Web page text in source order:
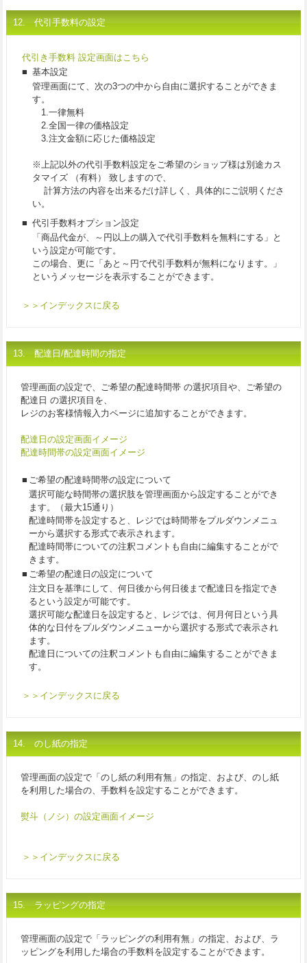
12. 代引手数料の設定
代引き手数料 設定画面はこちら
■ 基本設定
管理画面にて、次の3つの中から自由に選択することができま
す。
1.一律無料
2.全国一律の価格設定
3.注文金額に応じた価格設定
※上記以外の代引手数料設定をご希望のショップ様は別途カス
タマイズ （有料） 致しますので、
計算方法の内容を出来るだけ詳しく、具体的にご説明くださ
い。
■ 代引手数料オプション設定
「商品代金が、～円以上の購入で代引手数料を無料にする」と
いう設定が可能です。
この場合、更に「あと～円で代引手数料が無料になります。」
というメッセージを表示することができます。
＞＞インデックスに戻る
13. 配達日/配達時間の指定
管理画面の設定で、 ご希望の配達時間帯の選択項目や、 ご希望の
配達日 の選択項目を、
レジのお客様情報入力ページに追加することができます。
配達日の設定画面イメージ
配達時間帯の設定画面イメージ
■ ご希望の配達時間帯の設定について
選択可能な時間帯の選択肢を管理画面から設定することができ
ます。（最大15通り）
配達時間帯を設定すると、レジでは時間帯をプルダウンメニュ
ーから選択する形式で表示されます。
配達時間帯についての注釈コメントも自由に編集することがで
きます。
■ ご希望の配達日の設定について
注文日を基準にして、何日後から何日後まで配達日を指定でき
るという設定が可能です。
選択可能な配達日を設定すると、レジでは、何月何日という具
体的な日付をプルダウンメニューから選択する形式で表示され
ます。
配達日についての注釈コメントも自由に編集することができま
す。
＞＞インデックスに戻る
14. のし紙の指定
管理画面の設定で「のし紙の利用有無」の指定、および、のし紙
を利用した場合の、手数料を設定することができます。
熨斗（ノシ）の設定画面イメージ
＞＞インデックスに戻る
15. ラッピングの指定
管理画面の設定で「ラッピングの利用有無」の指定、および、ラ
ッピングを利用した場合の手数料を設定することができます。